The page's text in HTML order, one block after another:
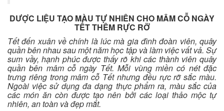
DƯỢC LIỆU TẠO MÀU TỰ NHIÊN CHO MÂM CỖ NGÀY
TẾT THÊM RỰC RỠ
Tết đến xuân về chính là lúc mà gia đình đoàn viên, quây
quần bên nhau sau một năm học tập và làm việc vất vả. Sự
sum vầy, hạnh phúc được thấy rõ khi các thành viên quây
quần bên mâm cỗ ngày Tết. Mỗi vùng miền có nét đặc
trưng riêng trong mâm cỗ Tết nhưng đều rực rỡ sắc màu.
Ngoài việc sử dụng đa dạng thực phẩm ra, màu sắc của
các món ăn còn được tạo nên bởi các loại thảo mộc tự
nhiên, an toàn và đẹp mắt.